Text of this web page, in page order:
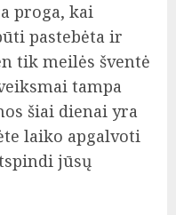
proga, kai
pastebėta ir
tik meilės šventė
tampa
šiai dienai yra
laiko apgalvoti
jūsų